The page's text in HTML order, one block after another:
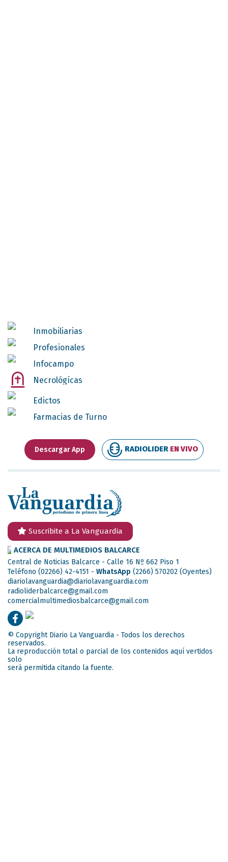
Inmobiliarias
Profesionales
Infocampo
Necrológícas
Edictos
Farmacias de Turno
Descargar App RADIOLIDER EN VIVO
Suscribite a La Vanguardia
ACERCA DE MULTIMEDIOS BALCARCE
Central de Noticias Balcarce - Calle 16 Nº 662 Piso 1
Teléfono (02266) 42-4151 - WhatsApp (2266) 570202 (Oyentes)
diariolavanguardia@diariolavanguardia.com
radioliderbalcarce@gmail.com
comercialmultimediosbalcarce@gmail.com
© Copyright Diario La Vanguardia - Todos los derechos
reservados.
La reproducción total o parcial de los contenidos aquí vertidos
solo
será permitida citando la fuente.